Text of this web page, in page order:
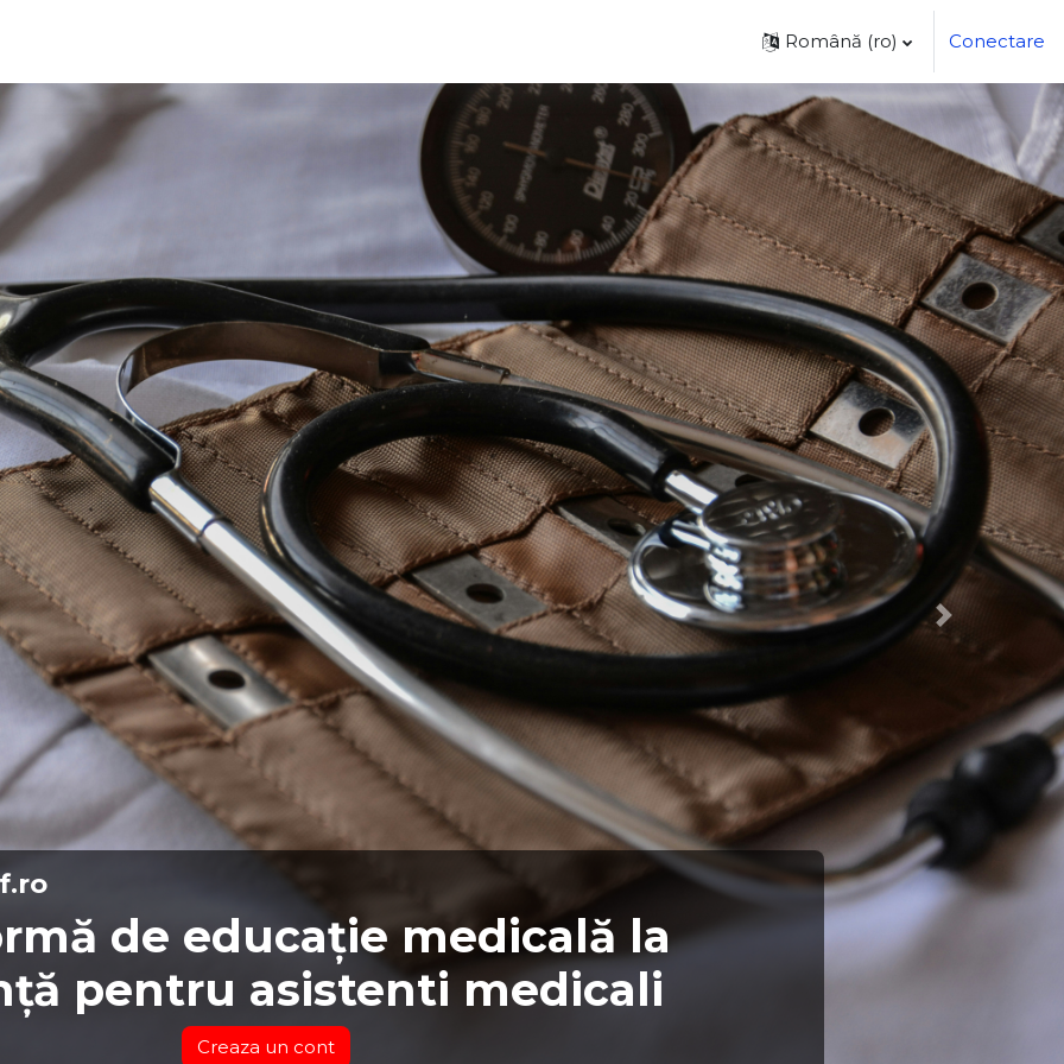
Română ‎(ro)‎ Conectare
de educație medicală la
pentru asistenti medicali
Creaza un cont
Următorul